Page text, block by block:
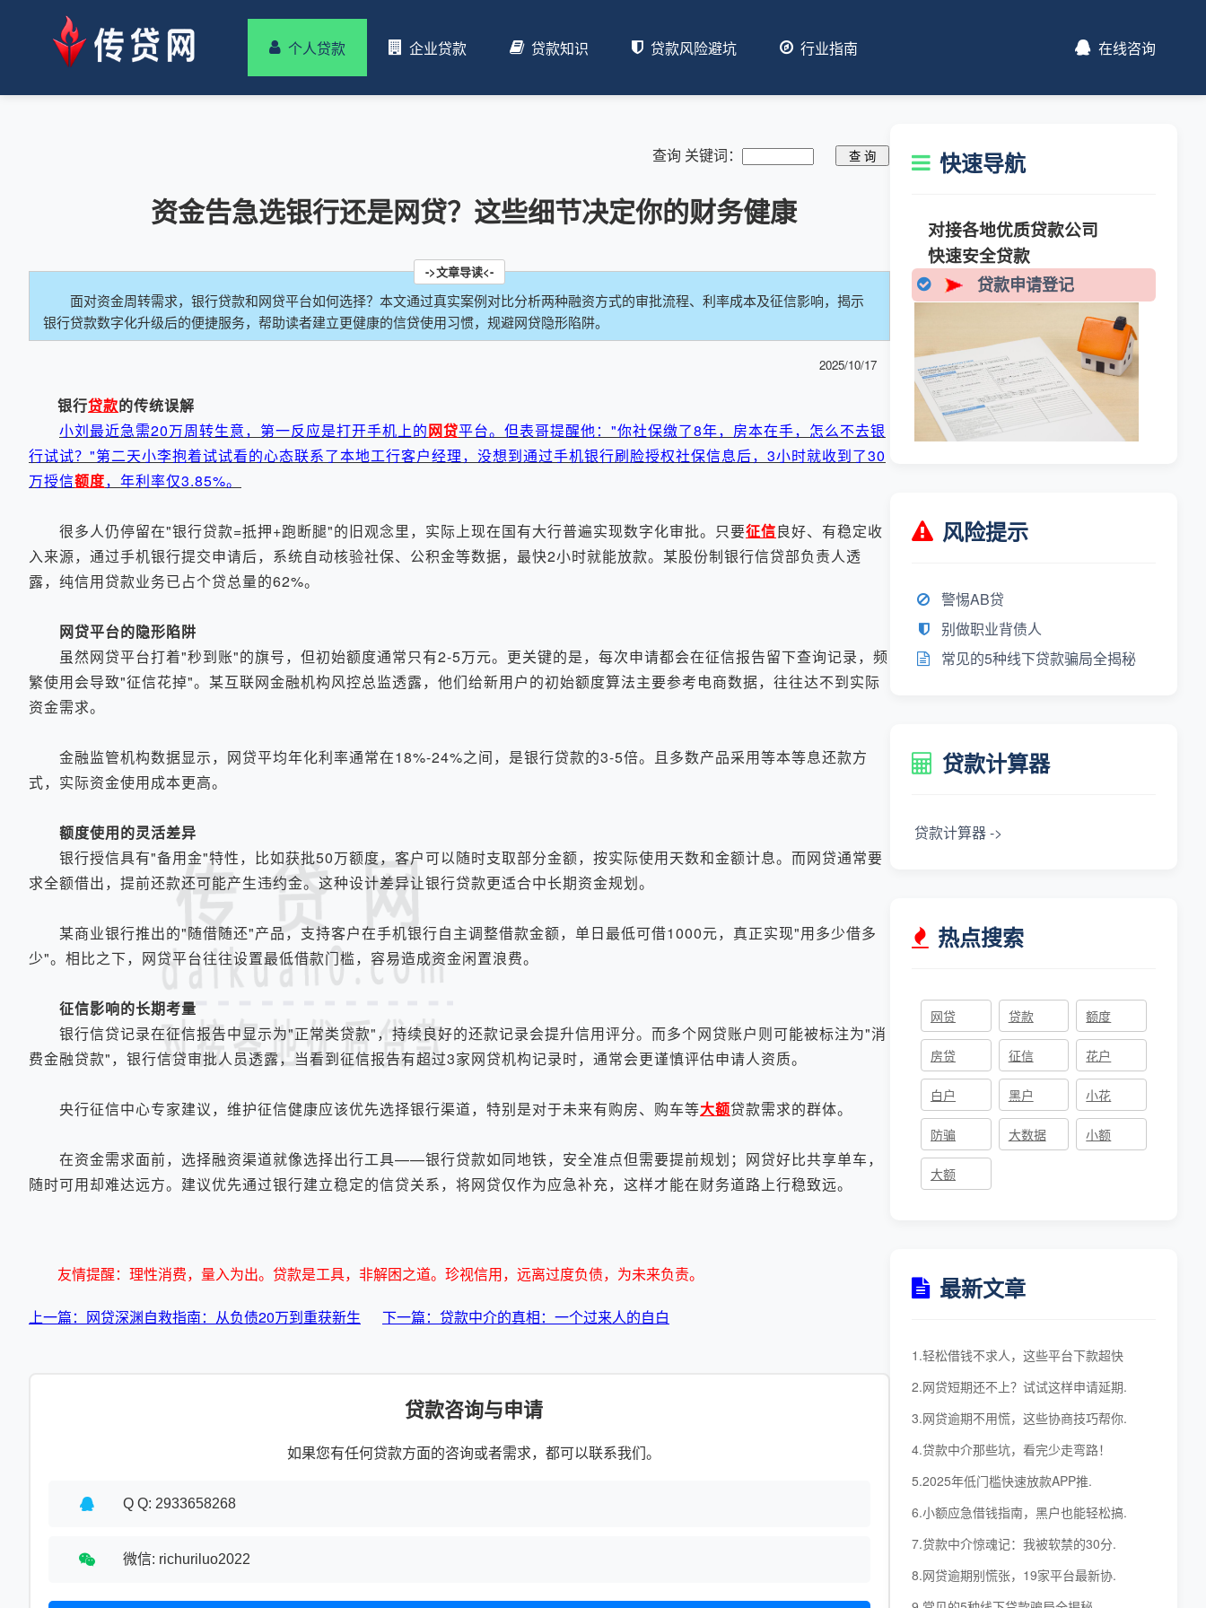
个人贷款 企业贷款 贷款知识 贷款风险避坑 行业指南 在线咨询
查询 关键词：
资金告急选银行还是网贷？这些细节决定你的财务健康
面对资金周转需求，银行贷款和网贷平台如何选择？本文通过真实案例对比分析两种融资方式的审批流程、利率成本及征信影响，揭示
银行贷款数字化升级后的便捷服务，帮助读者建立更健康的信贷使用习惯，规避网贷隐形陷阱。
2025/10/17
银行贷款的传统误解
小刘最近急需20万周转生意，第一反应是打开手机上的网贷平台。但表哥提醒他："你社保缴了8年，房本在手，怎么不去银
行试试？"第二天小李抱着试试看的心态联系了本地工行客户经理，没想到通过手机银行刷脸授权社保信息后，3小时就收到了30
万授信额度，年利率仅3.85%。
很多人仍停留在"银行贷款=抵押+跑断腿"的旧观念里，实际上现在国有大行普遍实现数字化审批。只要征信良好、有稳定收
入来源，通过手机银行提交申请后，系统自动核验社保、公积金等数据，最快2小时就能放款。某股份制银行信贷部负责人透
露，纯信用贷款业务已占个贷总量的62%。
网贷平台的隐形陷阱
虽然网贷平台打着"秒到账"的旗号，但初始额度通常只有2-5万元。更关键的是，每次申请都会在征信报告留下查询记录，频
繁使用会导致"征信花掉"。某互联网金融机构风控总监透露，他们给新用户的初始额度算法主要参考电商数据，往往达不到实际
资金需求。
金融监管机构数据显示，网贷平均年化利率通常在18%-24%之间，是银行贷款的3-5倍。且多数产品采用等本等息还款方
式，实际资金使用成本更高。
额度使用的灵活差异
银行授信具有"备用金"特性，比如获批50万额度，客户可以随时支取部分金额，按实际使用天数和金额计息。而网贷通常要
求全额借出，提前还款还可能产生违约金。这种设计差异让银行贷款更适合中长期资金规划。
某商业银行推出的"随借随还"产品，支持客户在手机银行自主调整借款金额，单日最低可借1000元，真正实现"用多少借多
少"。相比之下，网贷平台往往设置最低借款门槛，容易造成资金闲置浪费。
征信影响的长期考量
银行信贷记录在征信报告中显示为"正常类贷款"，持续良好的还款记录会提升信用评分。而多个网贷账户则可能被标注为"消
费金融贷款"，银行信贷审批人员透露，当看到征信报告有超过3家网贷机构记录时，通常会更谨慎评估申请人资质。
央行征信中心专家建议，维护征信健康应该优先选择银行渠道，特别是对于未来有购房、购车等大额贷款需求的群体。
在资金需求面前，选择融资渠道就像选择出行工具——银行贷款如同地铁，安全准点但需要提前规划；网贷好比共享单车，
随时可用却难达远方。建议优先通过银行建立稳定的信贷关系，将网贷仅作为应急补充，这样才能在财务道路上行稳致远。
友情提醒：理性消费，量入为出。贷款是工具，非解困之道。珍视信用，远离过度负债，为未来负责。
上一篇：网贷深渊自救指南：从负债20万到重获新生 下一篇：贷款中介的真相：一个过来人的自白
贷款咨询与申请
如果您有任何贷款方面的咨询或者需求，都可以联系我们。
Q Q: 2933658268
微信: richuriluo2022
快速导航
对接各地优质贷款公司
快速安全贷款
贷款申请登记
风险提示
警惕AB贷
别做职业背债人
常见的5种线下贷款骗局全揭秘
贷款计算器
贷款计算器 ->
热点搜索
网贷 贷款 额度
房贷 征信 花户
白户 黑户 小花
防骗 大数据 小额
大额
最新文章
1.轻松借钱不求人，这些平台下款超快
2.网贷短期还不上？试试这样申请延期.
3.网贷逾期不用慌，这些协商技巧帮你.
4.贷款中介那些坑，看完少走弯路！
5.2025年低门槛快速放款APP推.
6.小额应急借钱指南，黑户也能轻松搞.
7.贷款中介惊魂记：我被软禁的30分.
8.网贷逾期别慌张，19家平台最新协.